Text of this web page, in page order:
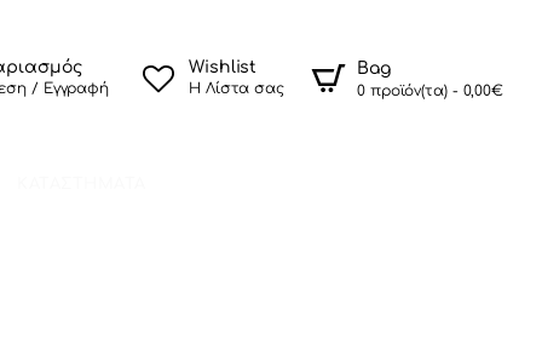
/ Εγγραφή
Wishlist
Η Λίστα σας
Bag
0 προϊόν(τα) - 0,00€